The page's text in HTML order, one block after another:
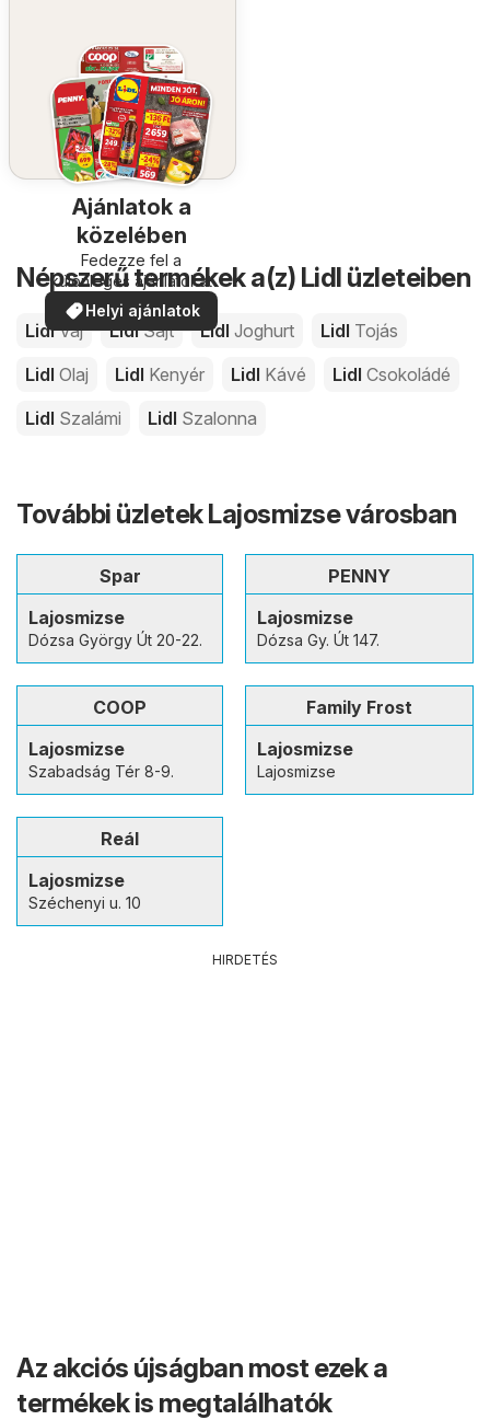
Ajánlatok a
közelében
Fedezze fel a
különleges ajánlatokat
Helyi ajánlatok
Népszerű termékek a(z) Lidl üzleteiben
LidlVaj LidlSajt Lidl Joghurt Lidl Tojás
Lidl Olaj Lidl Kenyér Lidl Kávé Lidl Csokoládé
Lidl Szalámi Lidl Szalonna
További üzletek Lajosmizse városban
Spar
Lajosmizse
Dózsa György Út 20-22.
PENNY
Lajosmizse
Dózsa Gy. Út 147.
COOP
Lajosmizse
Szabadság Tér 8-9.
Family Frost
Lajosmizse
Lajosmizse
Reál
Lajosmizse
Széchenyi u. 10
HIRDETÉS
Az akciós újságban most ezek a
termékek is megtalálhatók